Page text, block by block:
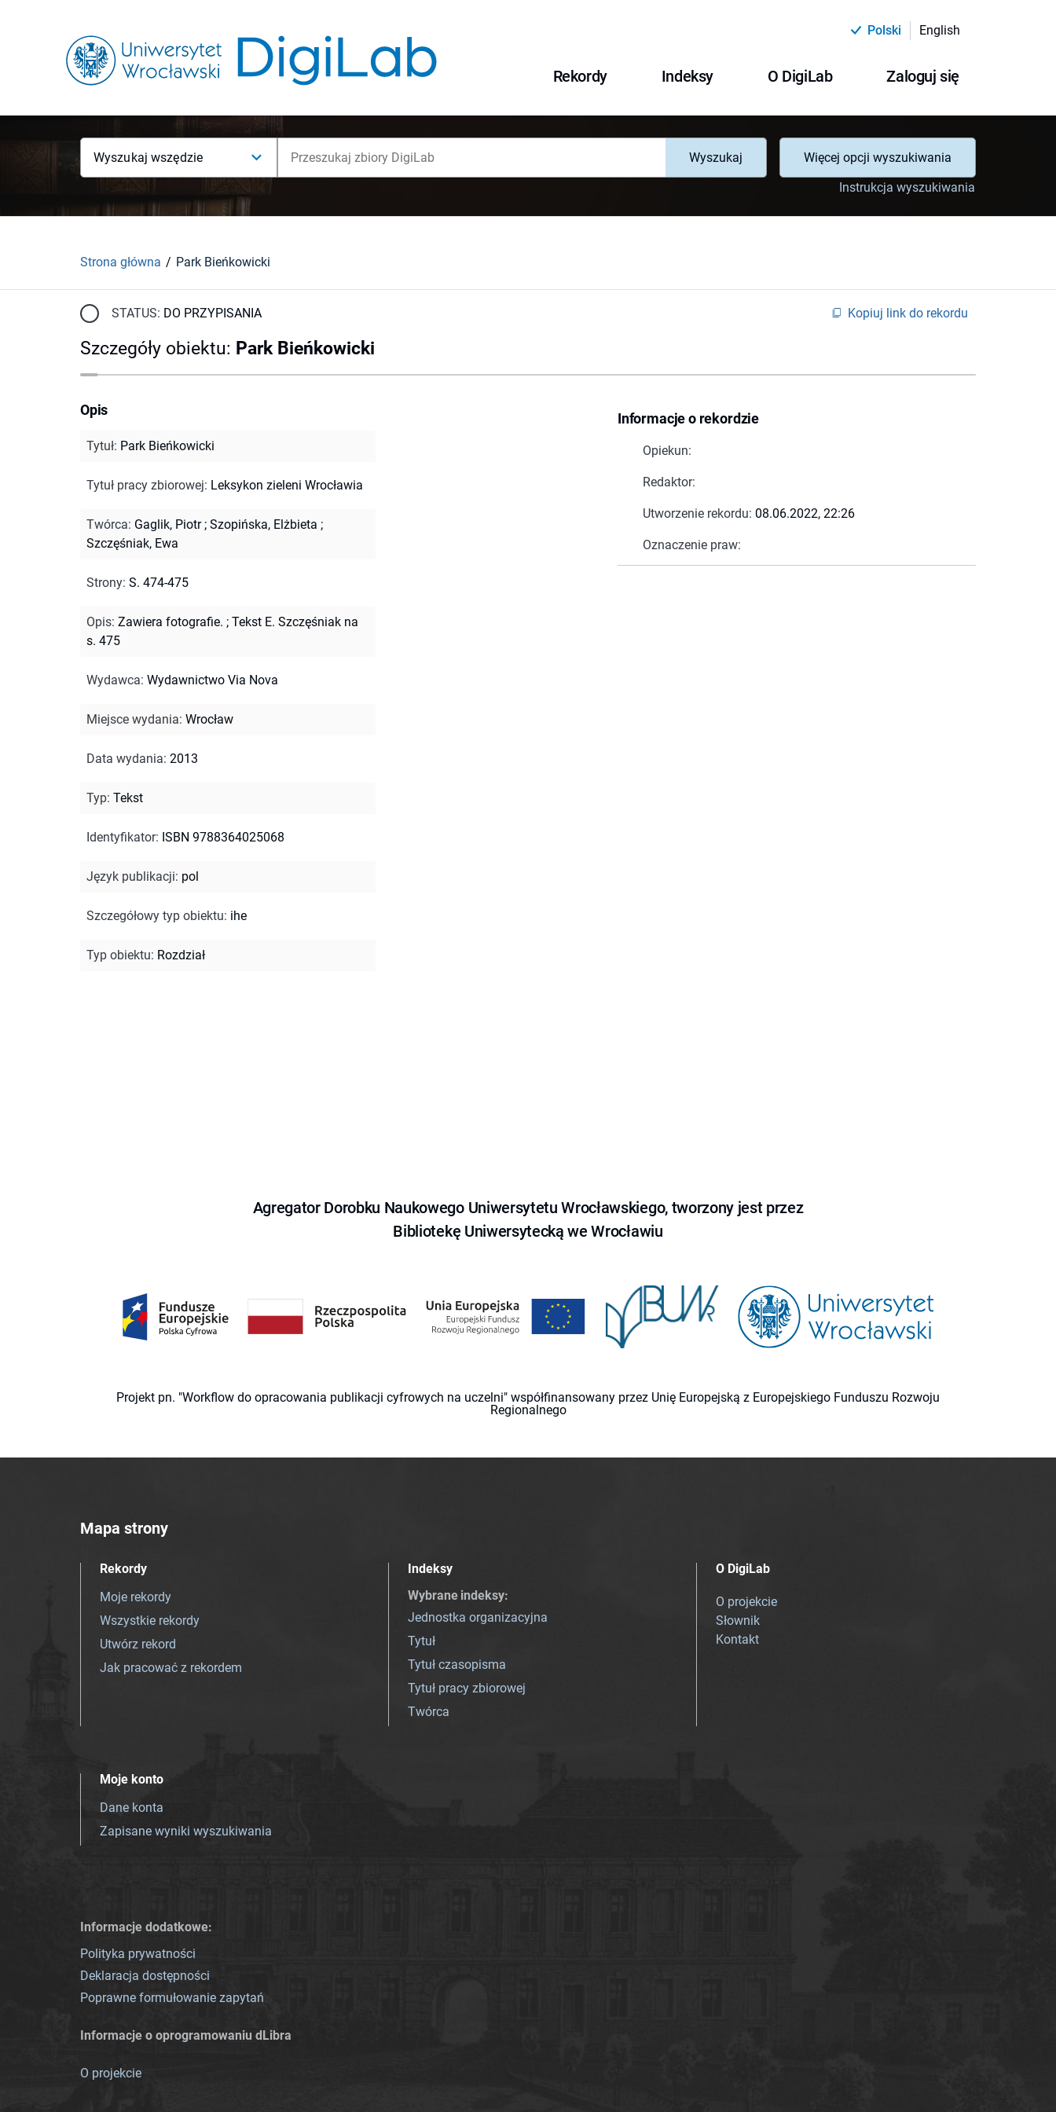
Polski English
Rekordy Indeksy O DigiLab Zaloguj się
Wyszukaj wszędzie Wyszukaj
Więcej opcji wyszukiwania
Instrukcja wyszukiwania
Strona główna Park Bieńkowicki
STATUS: DO PRZYPISANIA Kopiuj link do rekordu
Szczegóły obiektu: Park Bieńkowicki
Informacje o rekordzie
Opiekun:
Redaktor:
Utworzenie rekordu: 08.06.2022, 22:26
Oznaczenie praw:
Opis
Tytuł: Park Bieńkowicki
Tytuł pracy zbiorowej: Leksykon zieleni Wrocławia
Twórca: Gaglik, Piotr; Szopińska, Elżbieta ;
Szczęśniak, Ewa
Strony: S. 474-475
Opis: Zawiera fotografie. ; Tekst E. Szczęśniak na
s. 475
Wydawca: Wydawnictwo Via Nova
Miejsce wydania: Wrocław
Data wydania: 2013
Typ: Tekst
Identyfikator: ISBN 9788364025068
Język publikacji: pol
Szczegółowy typ obiektu: ihe
Typ obiektu: Rozdział
Agregator Dorobku Naukowego Uniwersytetu Wrocławskiego, tworzony jest przez
Bibliotekę Uniwersytecką we Wrocławiu
Projekt pn. "Workflow do opracowania publikacji cyfrowych na uczelni" współfinansowany przez Unię Europejską z Europejskiego Funduszu Rozwoju
Regionalnego
Mapa strony
Rekordy
Moje rekordy
Wszystkie rekordy
Utwórz rekord
Jak pracować z rekordem
Indeksy
Wybrane indeksy:
Jednostka organizacyjna
Tytuł
Tytuł czasopisma
Tytuł pracy zbiorowej
Twórca
O DigiLab
O projekcie
Słownik
Kontakt
Moje konto
Dane konta
Zapisane wyniki wyszukiwania
Informacje dodatkowe:
Polityka prywatności
Deklaracja dostępności
Poprawne formułowanie zapytań
Informacje o oprogramowaniu dLibra
O projekcie